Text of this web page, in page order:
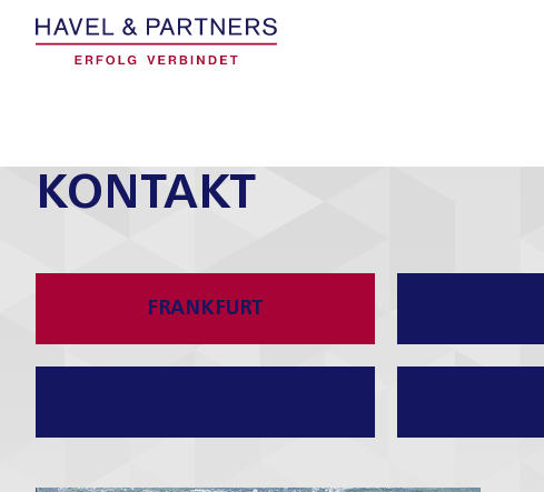
KONTAKT
FRANKFURT